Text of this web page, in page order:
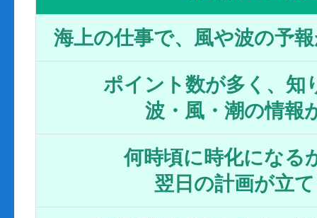
海上の仕事で、風や波の予
ポイント数が多く、知
波・風・潮の情報
何時頃に時化になる
翌日の計画が立